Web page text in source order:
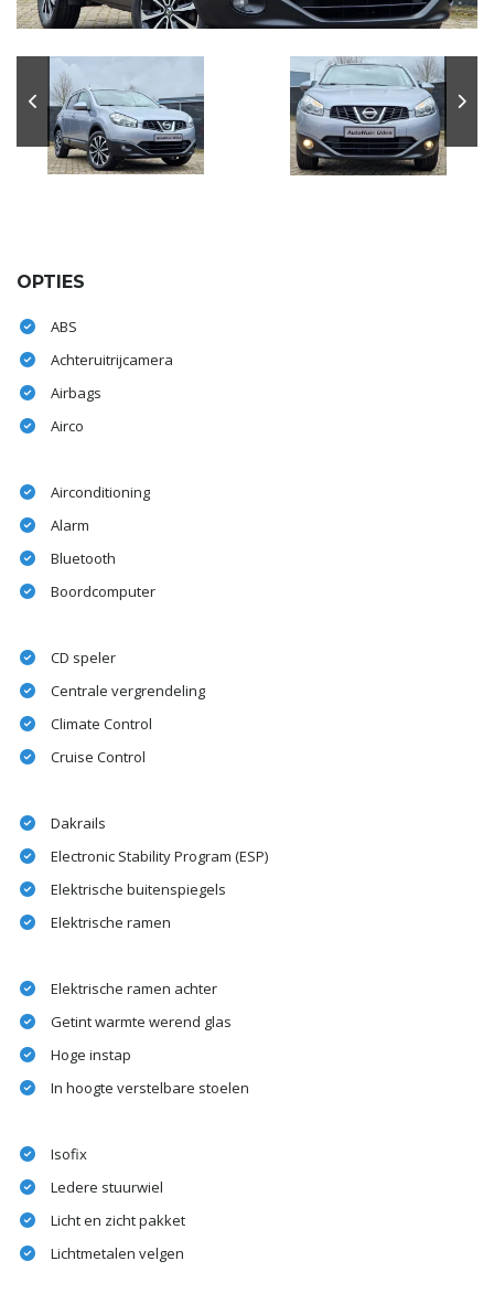
OPTIES
ABS
Achteruitrijcamera
Airbags
Airco
Airconditioning
Alarm
Bluetooth
Boordcomputer
CD speler
Centrale vergrendeling
Climate Control
Cruise Control
Dakrails
Electronic Stability Program (ESP)
Elektrische buitenspiegels
Elektrische ramen
Elektrische ramen achter
Getint warmte werend glas
Hoge instap
In hoogte verstelbare stoelen
Isofix
Ledere stuurwiel
Licht en zicht pakket
Lichtmetalen velgen